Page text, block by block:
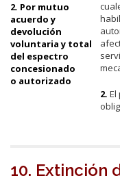
2. Por mutuo
acuerdo y
devolución
voluntaria y total
del espectro
concesionado
o autorizado
2.
10. Extinción